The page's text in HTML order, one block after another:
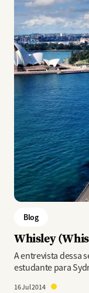
Blog
Whisley
A entrevista dessa
estudante para
16 Jul 2014